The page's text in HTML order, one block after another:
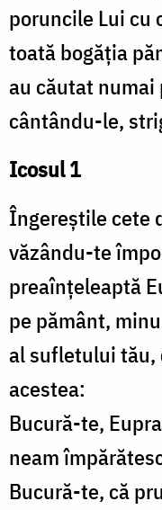
poruncile Lui cu
toată bogăţia
au căutat numai
cântându-le,
Icosul 1
Îngereştile cete
văzându-te
preaînţeleaptă
pe pământ,
al sufletului tău,
acestea:
Bucură-te,
neam
Bucură-te, că